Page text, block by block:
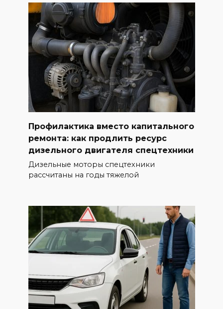
Профилактика вместо капитального
ремонта: как продлить ресурс
дизельного двигателя спецтехники
Дизельные моторы спецтехники
рассчитаны на годы тяжелой